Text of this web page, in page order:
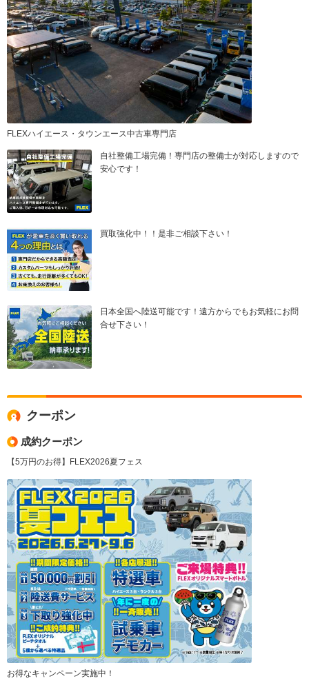
FLEXハイエース・タウンエース中古車専門店
自社整備工場完備！専門店の整備士が対応しますので
安心です！
買取強化中！！是非ご相談下さい！
日本全国へ陸送可能です！遠方からでもお気軽にお問
合せ下さい！
クーポン
成約クーポン
【5万円のお得】FLEX2026夏フェス
お得なキャンペーン実施中！